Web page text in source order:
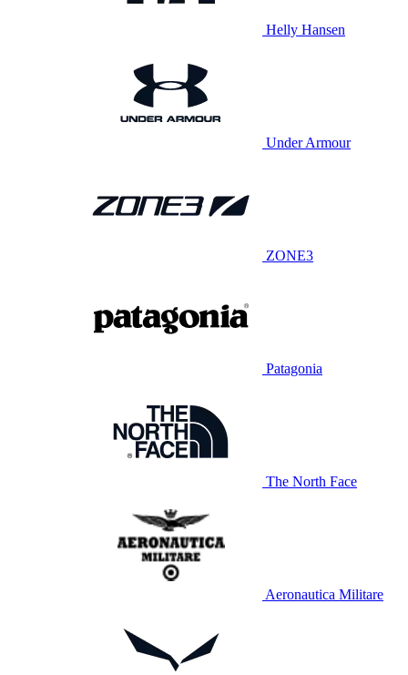
Helly Hansen
Under Armour
ZONE3
Patagonia
The North Face
Aeronautica Militare